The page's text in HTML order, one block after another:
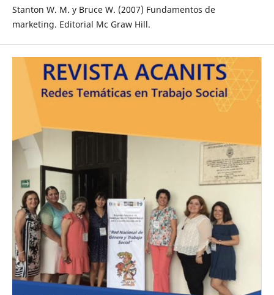
Stanton W. M. y Bruce W. (2007) Fundamentos de
marketing. Editorial Mc Graw Hill.